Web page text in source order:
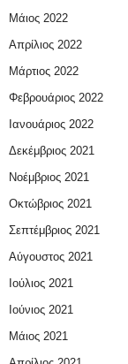
Μάιος 2022
Απρίλιος 2022
Μάρτιος 2022
Φεβρουάριος 2022
Ιανουάριος 2022
Δεκέμβριος 2021
Νοέμβριος 2021
Οκτώβριος 2021
Σεπτέμβριος 2021
Αύγουστος 2021
Ιούλιος 2021
Ιούνιος 2021
Μάιος 2021